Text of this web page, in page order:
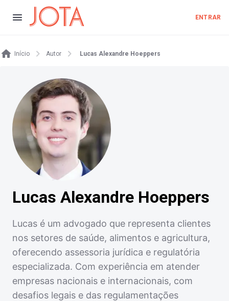
ENTRAR
Início Autor Lucas Alexandre Hoeppers
Lucas Alexandre Hoeppers
Lucas é um advogado que representa clientes
nos setores de saúde, alimentos e agricultura,
oferecendo assessoria jurídica e regulatória
especializada. Com experiência em atender
empresas nacionais e internacionais, com
desafios legais e das regulamentações